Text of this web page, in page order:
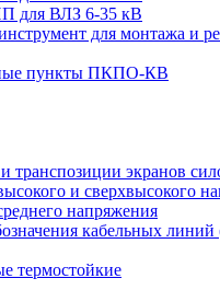
для ВЛЗ 6-35 кВ
для монтажа и
пункты ПКПО-КВ
транспозиции экранов
и сверхвысокого
напряжения
кабельных
термостойкие